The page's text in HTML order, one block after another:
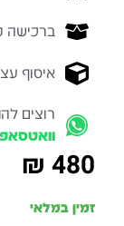
ברכישה מעל
איסוף
רוצים
וואטסאפ
₪ 480
זמין במלאי